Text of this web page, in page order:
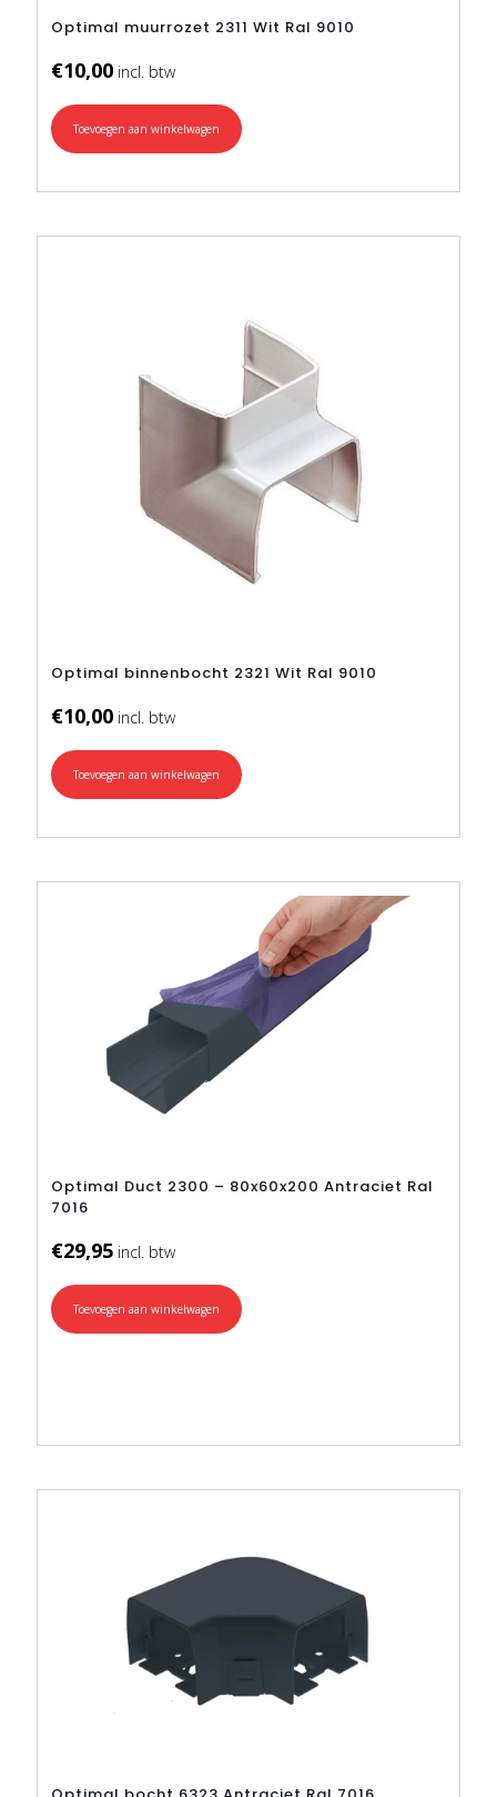
Optimal muurrozet 2311 Wit Ral 9010
€10,00
Toevoegen aan winkelwagen
Optimal binnenbocht 2321 Wit Ral 9010
€10,00
Toevoegen aan winkelwagen
Optimal Duct 2300 – 80x60x200 Antraciet Ral
7016
€29,95
Toevoegen aan winkelwagen